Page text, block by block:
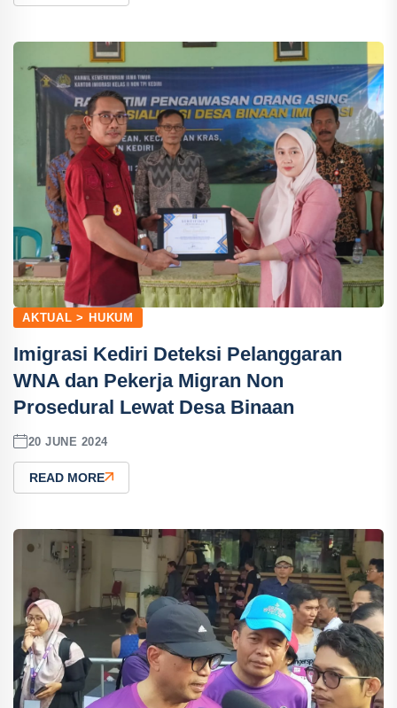
AKTUAL > HUKUM
Imigrasi Kediri Deteksi Pelanggaran
WNA dan Pekerja Migran Non
Prosedural Lewat Desa Binaan
20 JUNE 2024
READ MORE